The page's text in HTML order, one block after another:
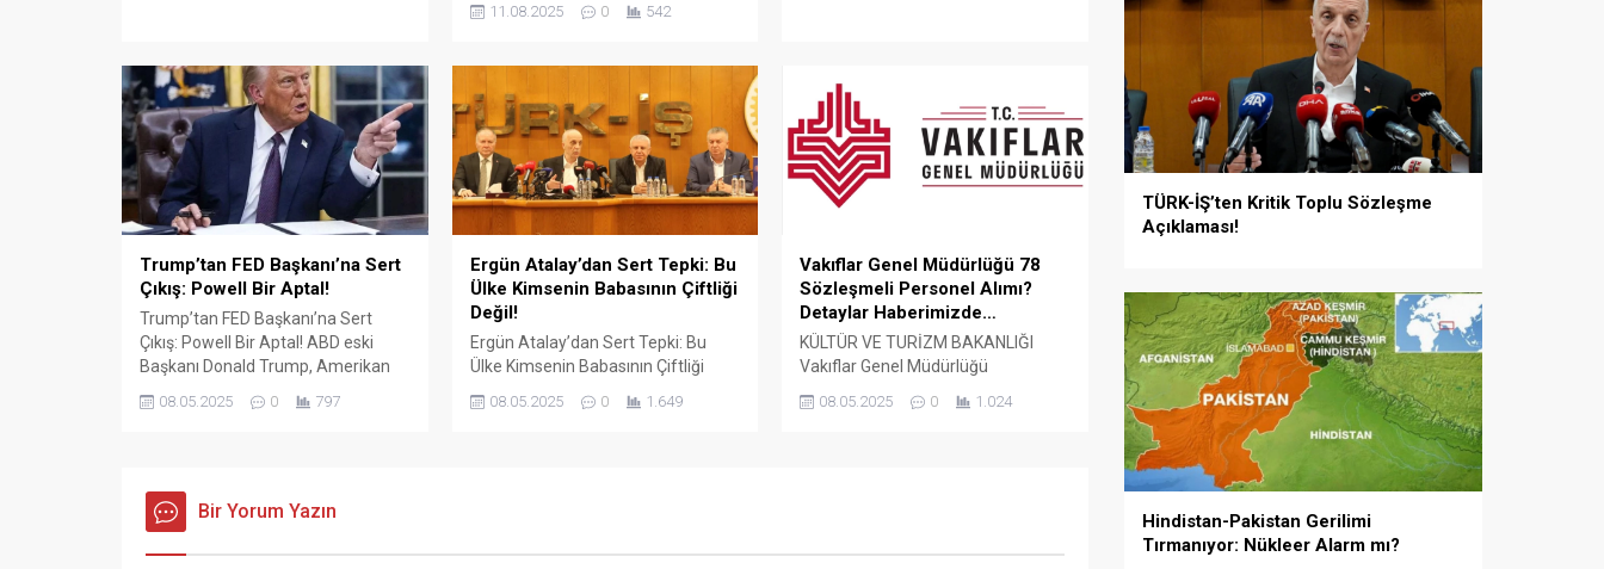
Ancak en sık sorulan sorulardan...
kapalı üretim alanıyla, Sakarya ve
balkon, kış bahçesi, panjur ve
küpeşte çözümlerini tek çatı altında
sunuyor. Fıratpen kurumsal bayiliği
ile çalışıyor olmamız; profil kalitesi,
aksesuar standardı...
11.08.2025 0 542
açıklamaları, bazı memur
sendikalarının kamu işçilerine
yönelik yaklaşımlarını gözler önüne
serdi. Atalay, bazı memur
sendikalarının Cumhurbaşkanlığı’na
başvurarak “İşçiden amir olmaz”
Trump’tan FED Başkanı’na Sert
Çıkış: Powell Bir Aptal!
Trump’tan FED Başkanı’na Sert
Çıkış: Powell Bir Aptal! ABD eski
Başkanı Donald Trump, Amerikan
Jerome Powell’ın faiz oranlarını
açıklamada Trump, “Çok geç.
Powell bir aptal, hiçbir fikri yok.
Onun dışında kendisini çok
08.05.2025 0 797
Ergün Atalay’dan Sert Tepki: Bu
Ülke Kimsenin Babasının Çiftliği
Değil!
Ergün Atalay’dan Sert Tepki: Bu
Ülke Kimsenin Babasının Çiftliği
Konfederasyonu (TÜRK-İŞ) Genel
gerçekleştirilen basın toplantısında
08.05.2025 0 1.649
Vakıflar Genel Müdürlüğü 78
Sözleşmeli Personel Alımı?
Detaylar Haberimizde…
KÜLTÜR VE TURİZM BAKANLIĞI
Vakıflar Genel Müdürlüğü
Genel Müdürlüğümüz Merkez ve
Esaslar” çerçevesinde sözlü sınavla
08.05.2025 0 1.024
Bir Yorum Yazın
TÜRK-İŞ’ten Kritik Toplu Sözleşme
Açıklaması!
Hindistan-Pakistan Gerilimi
Tırmanıyor: Nükleer Alarm mı?